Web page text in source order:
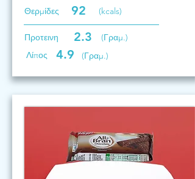
Θερμίδες 92 (kcals)
Προτεινη 2.3
(Γραμ.)
Λίπος
4.9 (Γραμ.)